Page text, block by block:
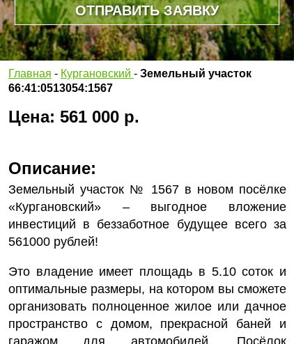
ОТПРАВИТЬ ЗАЯВКУ
Главная - Кургановский - Земельный участок
66:41:0513054:1567
Цена: 561 000 р.
Описание:
Земельный участок № 1567 в новом посёлке
«Кургановский» – выгодное вложение
инвестиций в беззаботное будущее всего за
561000 рублей!
Это владение имеет площадь в 5.10 соток и
оптимальные размеры, на котором вы сможете
организовать полноценное жилое или дачное
пространство с домом, прекрасной баней и
гаражом для автомобилей. Посёлок